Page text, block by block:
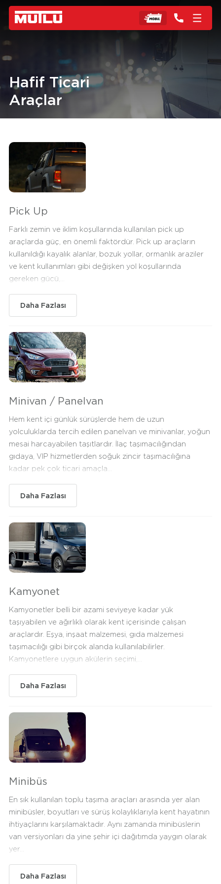
Hafif Ticari
Araçlar
Pick Up
Farklı zemin ve iklim koşullarında kullanılan pick up
araçlarda güç, en önemli faktördür. Pick up araçların
kullanıldığı kayalık alanlar, bozuk yollar, ormanlık araziler
ve kent kullanımları gibi değişken yol koşullarında
gereken gücü,...
Daha Fazlası
Minivan / Panelvan
Hem kent içi günlük sürüşlerde hem de uzun
yolculuklarda tercih edilen panelvan ve minivanlar, yoğun
mesai harcayabilen taşıtlardır. İlaç taşımacılığından
gıdaya, VIP hizmetlerden soğuk zincir taşımacılığına
kadar pek çok ticari amaçla...
Daha Fazlası
Kamyonet
Kamyonetler belli bir azami seviyeye kadar yük
taşıyabilen ve ağırlıklı olarak kent içerisinde çalışan
araçlardır. Eşya, inşaat malzemesi, gıda malzemesi
taşımacılığı gibi birçok alanda kullanılabilirler.
Kamyonetlere uygun akülerin seçimi,...
Daha Fazlası
Minibüs
En sık kullanılan toplu taşıma araçları arasında yer alan
minibüsler, boyutları ve sürüş kolaylıklarıyla kent hayatının
ihtiyaçlarını karşılamaktadır. Aynı zamanda minibüslerin
van versiyonları da yine şehir içi dağıtımda yaygın olarak
yer...
Daha Fazlası